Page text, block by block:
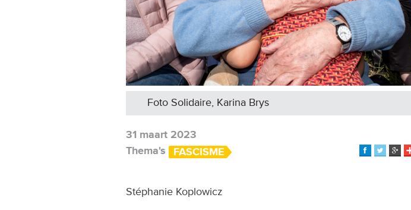
Foto Solidaire, Karina Brys
31 maart 2023
Thema's
FASCISME
Stéphanie Koplowicz